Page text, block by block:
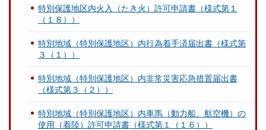
特別保護地区内火入（たき火）許可申請書（様式第１
（１８））
特別地域（特別保護地区）内行為着手済届出書（様式第
３（１））
特別地域（特別保護地区）内非常災害応急措置届出書
（様式第３（２））
特別地域（特別保護地区）内車馬（動力船、航空機）の
使用（着陸）許可申請書（様式第１（１６））